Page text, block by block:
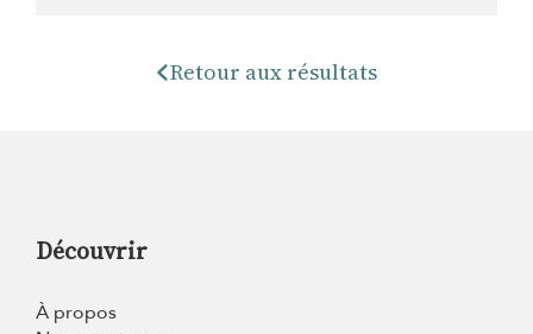
Retour aux résultats
Découvrir
À propos